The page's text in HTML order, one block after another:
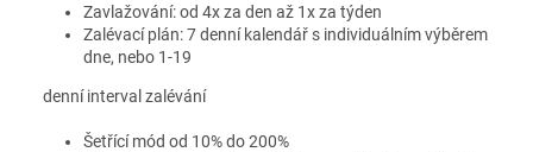
Zavlažování: od 4x za den až 1x za týden
Zalévací plán: 7 denní kalendář s individuálním výběrem
dne, nebo 1-19
denní interval zalévání
Šetřící mód od 10% do 200%